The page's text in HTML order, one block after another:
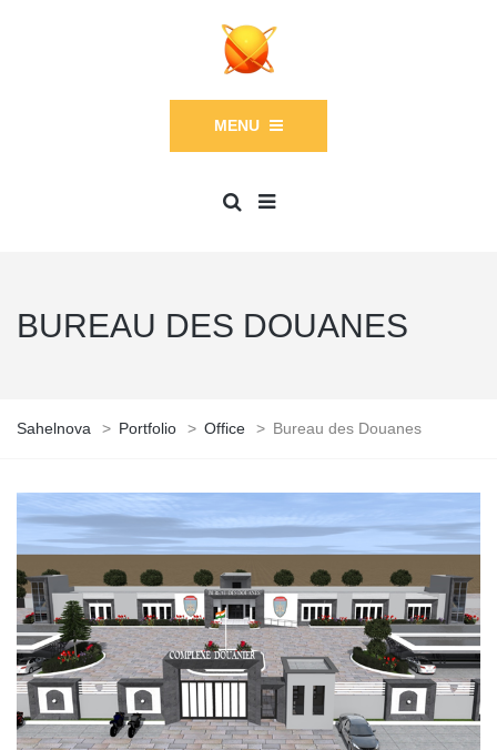
MENU
BUREAU DES DOUANES
Sahelnova > Portfolio > Office > Bureau des Douanes